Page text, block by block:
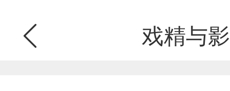
戏精与